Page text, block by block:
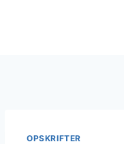
OPSKRIFTER